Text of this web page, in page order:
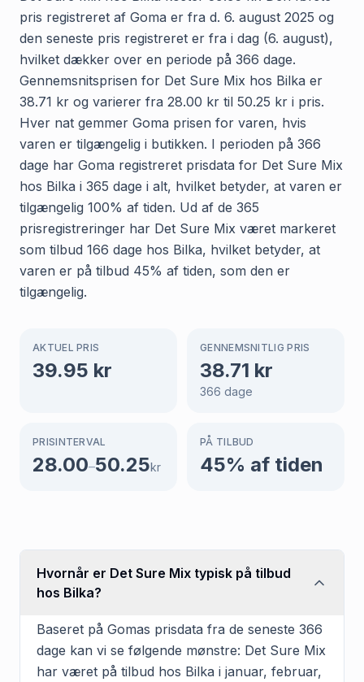
pris registreret af Goma er fra d. 6. august 2025 og
den seneste pris registreret er fra i dag (6. august),
hvilket dækker over en periode på 366 dage.
Gennemsnitsprisen for Det Sure Mix hos Bilka er
38.71 kr og varierer fra 28.00 kr til 50.25 kr i pris.
Hver nat gemmer Goma prisen for varen, hvis
varen er tilgængelig i butikken. I perioden på 366
dage har Goma registreret prisdata for Det Sure Mix
hos Bilka i 365 dage i alt, hvilket betyder, at varen er
tilgængelig 100% af tiden. Ud af de 365
prisregistreringer har Det Sure Mix været markeret
som tilbud 166 dage hos Bilka, hvilket betyder, at
varen er på tilbud 45% af tiden, som den er
tilgængelig.
AKTUEL PRIS
39.95 kr
GENNEMSNITLIG PRIS
38.71 kr
366 dage
PRISINTERVAL
28.00–50.25kr
PÅ TILBUD
45% af tiden
Hvornår er Det Sure Mix typisk på tilbud
hos Bilka?
Baseret på Gomas prisdata fra de seneste 366
dage kan vi se følgende mønstre: Det Sure Mix
har været på tilbud hos Bilka i januar, februar,